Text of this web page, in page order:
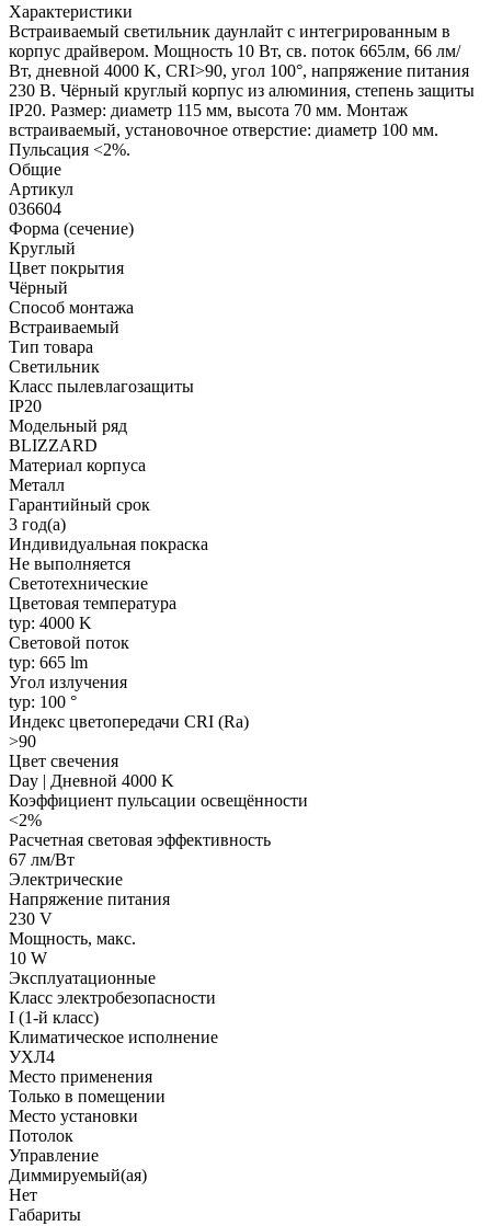
Характеристики
Встраиваемый светильник даунлайт с интегрированным в
корпус драйвером. Мощность 10 Вт, св. поток 665лм, 66 лм/
Вт, дневной 4000 K, CRI>90, угол 100°, напряжение питания
230 В. Чёрный круглый корпус из алюминия, степень защиты
IP20. Размер: диаметр 115 мм, высота 70 мм. Монтаж
встраиваемый, установочное отверстие: диаметр 100 мм.
Пульсация <2%.
Общие
Артикул
036604
Форма (сечение)
Круглый
Цвет покрытия
Чёрный
Способ монтажа
Встраиваемый
Тип товара
Светильник
Класс пылевлагозащиты
IP20
Модельный ряд
BLIZZARD
Материал корпуса
Металл
Гарантийный срок
3 год(а)
Индивидуальная покраска
Не выполняется
Светотехнические
Цветовая температура
typ: 4000 K
Световой поток
typ: 665 lm
Угол излучения
typ: 100 °
Индекс цветопередачи CRI (Ra)
>90
Цвет свечения
Day | Дневной 4000 K
Коэффициент пульсации освещённости
<2%
Расчетная световая эффективность
67 лм/Вт
Электрические
Напряжение питания
230 V
Мощность, макс.
10 W
Эксплуатационные
Класс электробезопасности
I (1-й класс)
Климатическое исполнение
УХЛ4
Место применения
Только в помещении
Место установки
Потолок
Управление
Диммируемый(ая)
Нет
Габариты